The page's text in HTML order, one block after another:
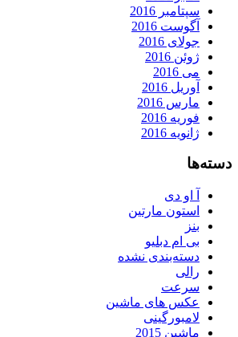
سپتامبر 2016
آگوست 2016
جولای 2016
ژوئن 2016
می 2016
آوریل 2016
مارس 2016
فوریه 2016
ژانویه 2016
دسته‌ها
آ او دی
استون مارتین
بنز
بی ام دبلیو
دسته‌بندی نشده
رالی
سرعت
عکس های ماشین
لامبورگینی
ماشین 2015